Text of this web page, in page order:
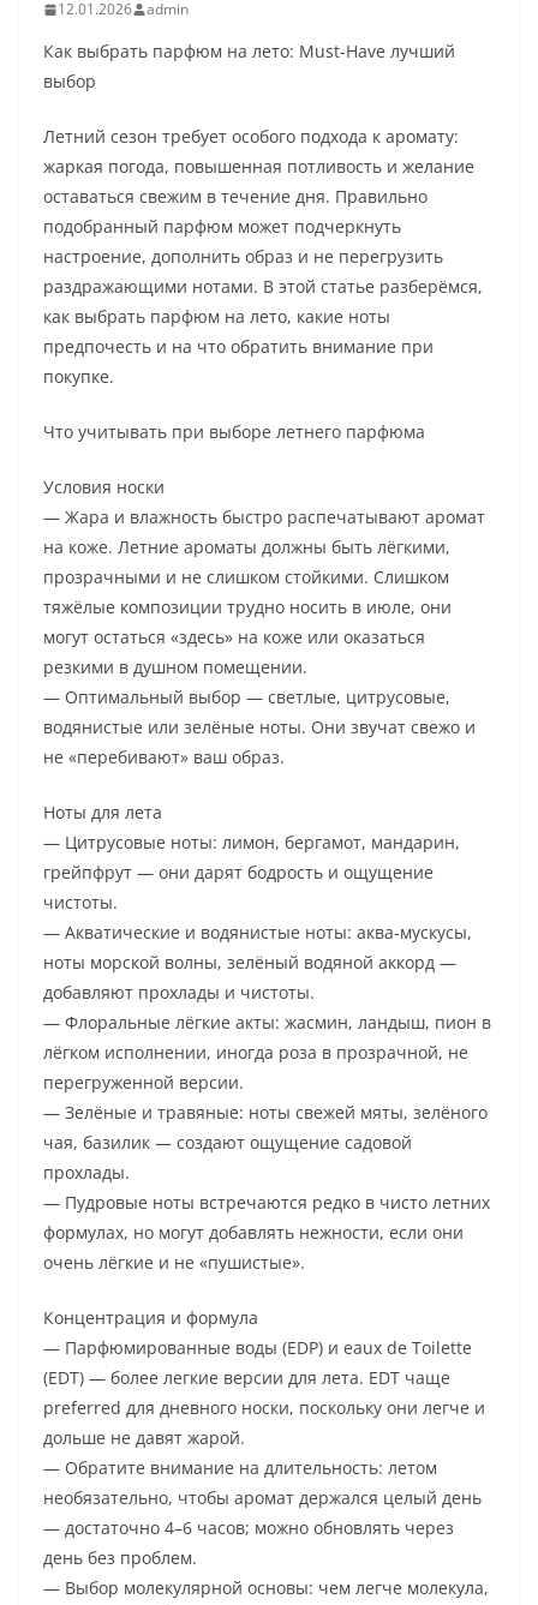
12.01.2026 admin
Как выбрать парфюм на лето: Must-Have лучший
выбор
Летний сезон требует особого подхода к аромату:
жаркая погода, повышенная потливость и желание
оставаться свежим в течение дня. Правильно
подобранный парфюм может подчеркнуть
настроение, дополнить образ и не перегрузить
раздражающими нотами. В этой статье разберёмся,
как выбрать парфюм на лето, какие ноты
предпочесть и на что обратить внимание при
покупке.
Что учитывать при выборе летнего парфюма
Условия носки
— Жара и влажность быстро распечатывают аромат
на коже. Летние ароматы должны быть лёгкими,
прозрачными и не слишком стойкими. Слишком
тяжёлые композиции трудно носить в июле, они
могут остаться «здесь» на коже или оказаться
резкими в душном помещении.
— Оптимальный выбор — светлые, цитрусовые,
водянистые или зелёные ноты. Они звучат свежо и
не «перебивают» ваш образ.
Ноты для лета
— Цитрусовые ноты: лимон, бергамот, мандарин,
грейпфрут — они дарят бодрость и ощущение
чистоты.
— Акватические и водянистые ноты: аква-мускусы,
ноты морской волны, зелёный водяной аккорд —
добавляют прохлады и чистоты.
— Флоральные лёгкие акты: жасмин, ландыш, пион в
лёгком исполнении, иногда роза в прозрачной, не
перегруженной версии.
— Зелёные и травяные: ноты свежей мяты, зелёного
чая, базилик — создают ощущение садовой
прохлады.
— Пудровые ноты встречаются редко в чисто летних
формулах, но могут добавлять нежности, если они
очень лёгкие и не «пушистые».
Концентрация и формула
— Парфюмированные воды (EDP) и eaux de Toilette
(EDT) — более легкие версии для лета. EDT чаще
preferred для дневного носки, поскольку они легче и
дольше не давят жарой.
— Обратите внимание на длительность: летом
необязательно, чтобы аромат держался целый день
— достаточно 4–6 часов; можно обновлять через
день без проблем.
— Выбор молекулярной основы: чем легче молекула,